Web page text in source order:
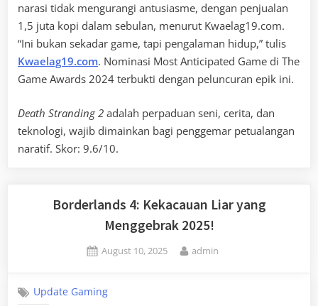
narasi tidak mengurangi antusiasme, dengan penjualan
1,5 juta kopi dalam sebulan, menurut Kwaelag19.com.
“Ini bukan sekadar game, tapi pengalaman hidup,” tulis
Kwaelag19.com. Nominasi Most Anticipated Game di The
Game Awards 2024 terbukti dengan peluncuran epik ini.
Death Stranding 2 adalah perpaduan seni, cerita, dan
teknologi, wajib dimainkan bagi penggemar petualangan
naratif. Skor: 9.6/10.
Borderlands 4: Kekacauan Liar yang
Menggebrak 2025!
Posted
August 10, 2025 By
admin
Update Gaming